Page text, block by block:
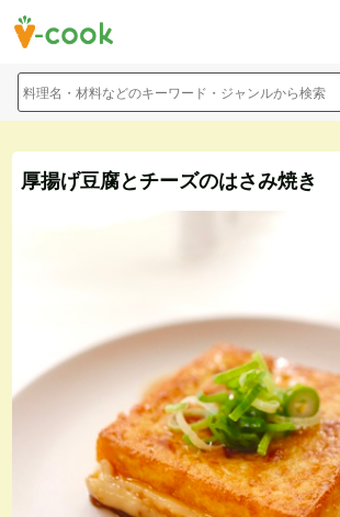
料理名・材料などのキーワード・ジャンルから検索
厚揚げ豆腐とチーズのはさみ焼き